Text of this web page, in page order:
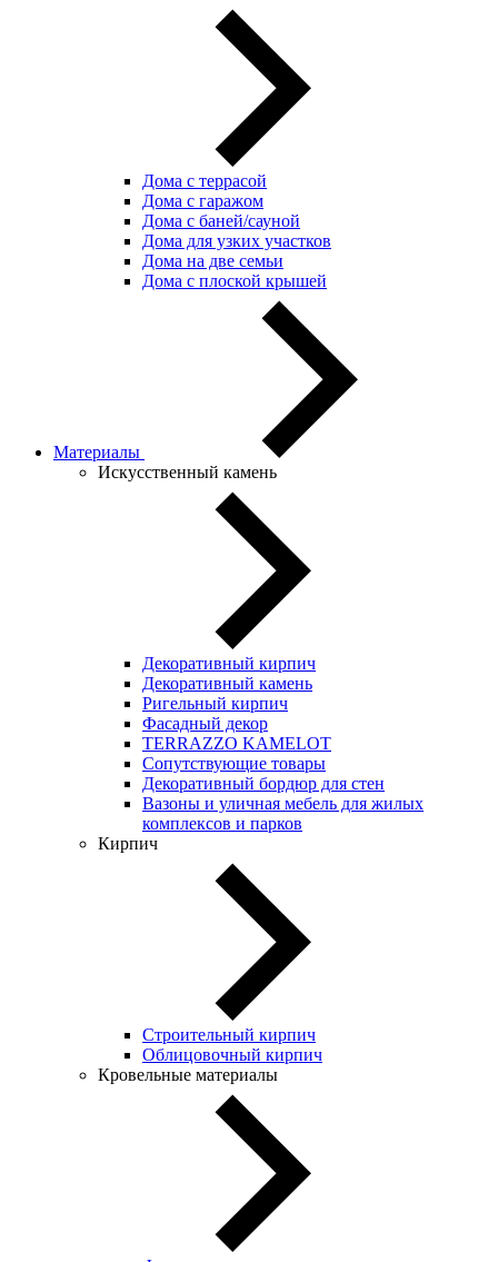
Дома с террасой
Дома с гаражом
Дома с баней/сауной
Дома для узких участков
Дома на две семьи
Дома с плоской крышей
Материалы
Искусственный камень
Декоративный кирпич
Декоративный камень
Ригельный кирпич
Фасадный декор
TERRAZZO KAMELOT
Сопутствующие товары
Декоративный бордюр для стен
Вазоны и уличная мебель для жилых
комплексов и парков
Кирпич
Строительный кирпич
Облицовочный кирпич
Кровельные материалы